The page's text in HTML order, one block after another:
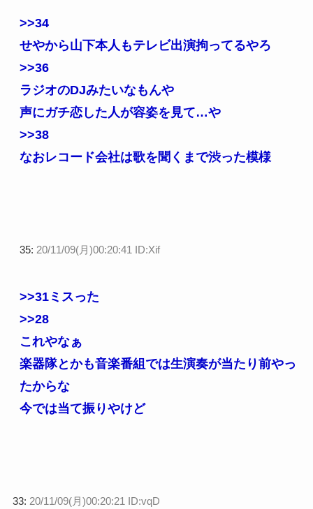
>>34
せやから山下本人もテレビ出演拘ってるやろ
>>36
ラジオのDJみたいなもんや
声にガチ恋した人が容姿を見て…や
>>38
なおレコード会社は歌を聞くまで渋った模様
35: 20/11/09(月)00:20:41 ID:Xif
>>31ミスった
>>28
これやなぁ
楽器隊とかも音楽番組では生演奏が当たり前やっ
たからな
今では当て振りやけど
33: 20/11/09(月)00:20:21 ID:vqD